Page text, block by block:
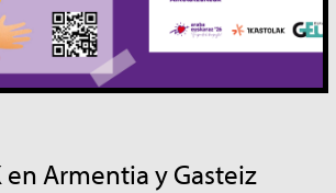
en Armentia y Gasteiz